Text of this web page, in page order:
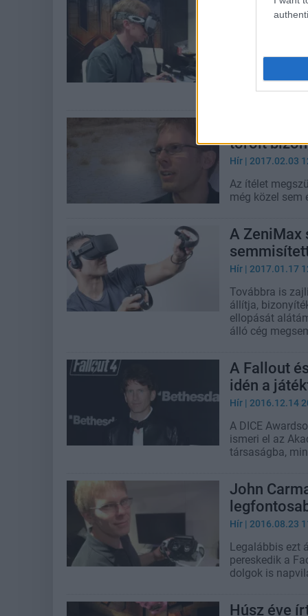
Most
Zenimaxot
Újabb
vitában,
bepótolni.
Oculus-
törölt
Hír | 2017.02.03
Az ítélet
még közel sem
A ZeniMax
Hír | 2017.01.17
Továbbra is
állítja,
ellopását
álló cég
A Fallout
idén a
Hír | 2016.12.14
A DICE
ismeri el az
társaságba,
John
Hír | 2016.08.23
Legalábbis ezt
pereskedik a
dolgok is
Húsz éve